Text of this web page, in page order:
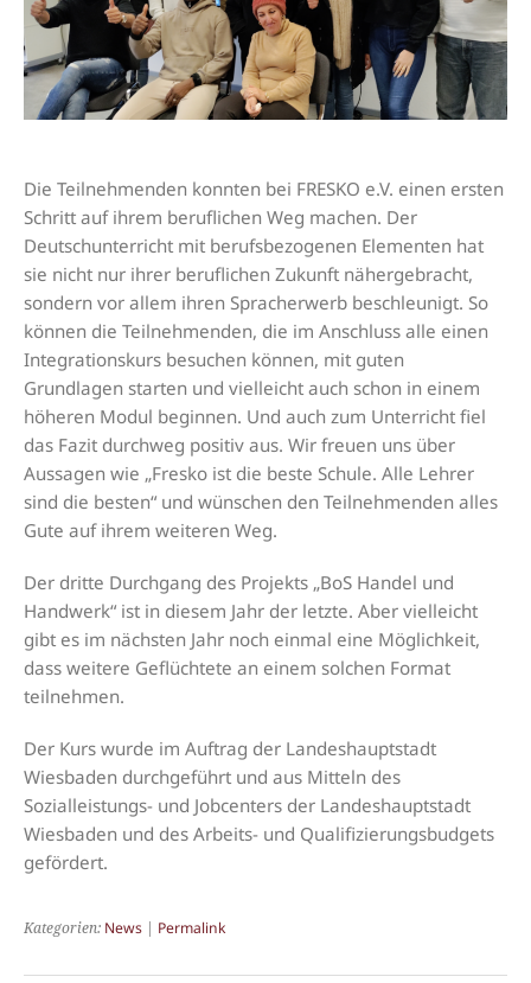
Die Teilnehmenden konnten bei FRESKO e.V. einen ersten
Schritt auf ihrem beruflichen Weg machen. Der
Deutschunterricht mit berufsbezogenen Elementen hat
sie nicht nur ihrer beruflichen Zukunft nähergebracht,
sondern vor allem ihren Spracherwerb beschleunigt. So
können die Teilnehmenden, die im Anschluss alle einen
Integrationskurs besuchen können, mit guten
Grundlagen starten und vielleicht auch schon in einem
höheren Modul beginnen. Und auch zum Unterricht fiel
das Fazit durchweg positiv aus. Wir freuen uns über
Aussagen wie „Fresko ist die beste Schule. Alle Lehrer
sind die besten“ und wünschen den Teilnehmenden alles
Gute auf ihrem weiteren Weg.
Der dritte Durchgang des Projekts „BoS Handel und
Handwerk“ ist in diesem Jahr der letzte. Aber vielleicht
gibt es im nächsten Jahr noch einmal eine Möglichkeit,
dass weitere Geflüchtete an einem solchen Format
teilnehmen.
Der Kurs wurde im Auftrag der Landeshauptstadt
Wiesbaden durchgeführt und aus Mitteln des
Sozialleistungs- und Jobcenters der Landeshauptstadt
Wiesbaden und des Arbeits- und Qualifizierungsbudgets
gefördert.
Kategorien: News | Permalink